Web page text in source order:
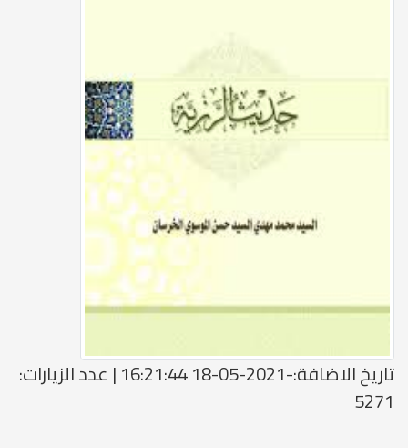
تاريخ الاضافة:-2021-05-18 16:21:44 | عدد الزيارات:
5271